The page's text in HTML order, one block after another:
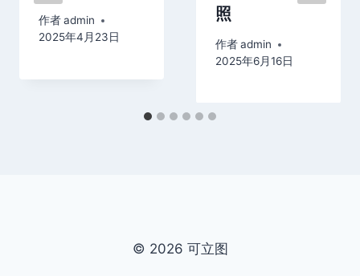
作者admin
2025年4月23日
照
作者admin
2025年6月16日
© 2026 可立图